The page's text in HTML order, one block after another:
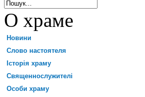
О храме
Новини
Слово настоятеля
Історія храму
Священнослужителі
Особи храму